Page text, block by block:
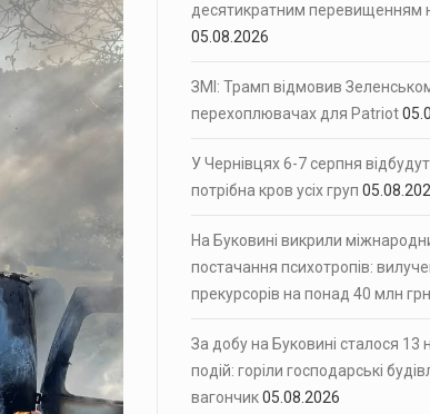
десятикратним перевищенням
05.08.2026
ЗМІ: Трамп відмовив
перехоплювачах для Patriot
У Чернівцях 6-7 серпня
потрібна кров усіх груп
На Буковині викрили
постачання психотропів:
прекурсорів на понад 40 млн грн
За добу на Буковині сталося 13
подій: горіли господарські
вагончик05.08.2026